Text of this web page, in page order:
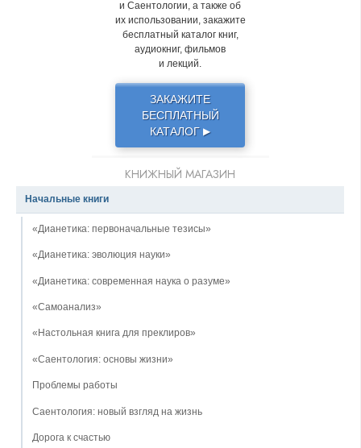
и Саентологии, а также об
их использовании, закажите
бесплатный каталог книг,
аудиокниг, фильмов
и лекций.
ЗАКАЖИТЕ
БЕСПЛАТНЫЙ
КАТАЛОГ ▶
КНИЖНЫЙ МАГАЗИН
Начальные книги
«Дианетика: первоначальные тезисы»
«Дианетика: эволюция науки»
«Дианетика: современная наука о разуме»
«Самоанализ»
«Настольная книга для преклиров»
«Саентология: основы жизни»
Проблемы работы
Саентология: новый взгляд на жизнь
Дорога к счастью